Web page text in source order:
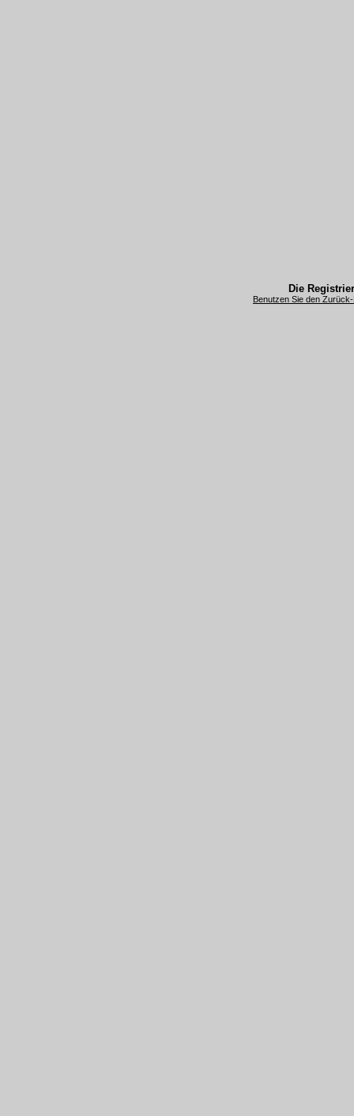
Die
Benutzen Sie den